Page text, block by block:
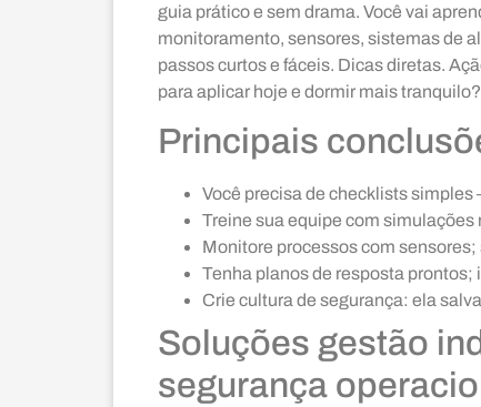
guia prático e sem drama. Você vai
monitoramento, sensores, sistemas de
passos curtos e fáceis. Dicas diretas.
para aplicar hoje e dormir mais tranquilo?
Principais
Você precisa de checklists
Treine sua equipe com
Monitore processos com
Tenha planos de resposta
Crie cultura de segurança: ela
Soluções gestão
segurança